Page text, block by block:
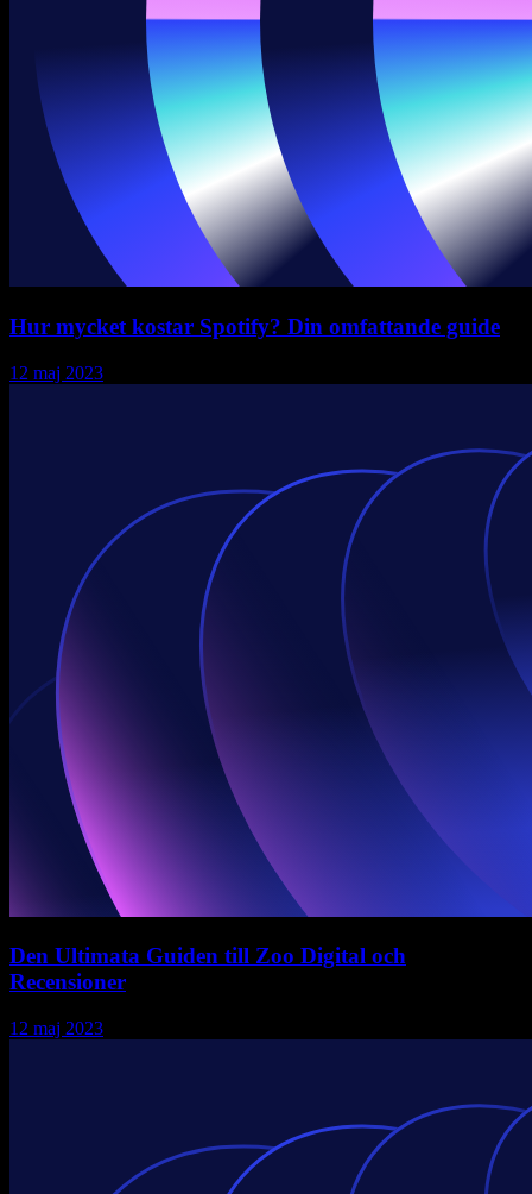
Hur mycket kostar Spotify? Din omfattande guide
12 maj 2023
Den Ultimata Guiden till Zoo Digital och
Recensioner
12 maj 2023